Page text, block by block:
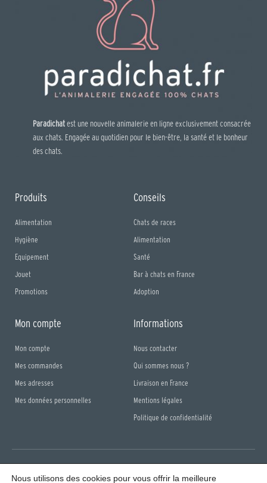
Paradichatest une nouvelle animalerie en ligne exclusivement consacrée
aux chats. Engagée au quotidien pour le bien-être, la santé et le bonheur
des chats.
Produits
Alimentation
Hygiène
Equipement
Jouet
Promotions
Conseils
Chats de races
Alimentation
Santé
Bar à chats en France
Adoption
Mon compte
Mon compte
Mes commandes
Mes adresses
Mes données personnelles
Informations
Nous contacter
Qui sommes nous ?
Livraison en France
Mentions légales
Politique de confidentialité
PARADICHAT © Tous droits réservés
Nous utilisons des cookies pour vous offrir la meilleure